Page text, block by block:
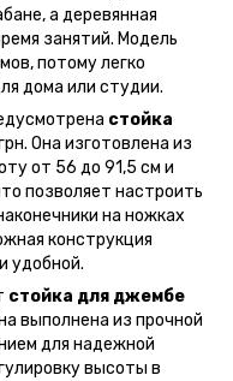
а деревянная
занятий. Модель
потому легко
дома или студии.
стойка
Она изготовлена ​​из
от 56 до 91,5 см и
позволяет настроить
на ножках
конструкция
удобной.
стойка для джембе
выполнена из прочной
для надежной
высоты в